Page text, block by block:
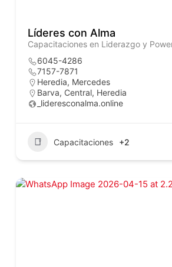
Líderes con Alma
Capacitaciones en Liderazgo y
6045-4286
7157-7871
Heredia, Mercedes
Barva, Central, Heredia
_lideresconalma.online
Capacitaciones +2